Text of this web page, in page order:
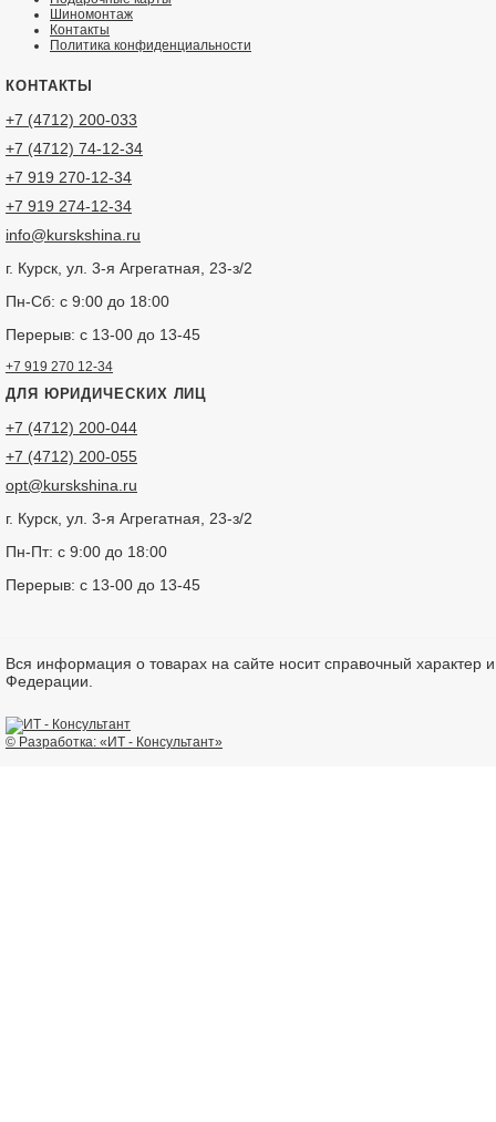
Шиномонтаж
Контакты
Политика конфиденциальности
КОНТАКТЫ
+7 (4712) 200-033
+7 (4712) 74-12-34
+7 919 270-12-34
+7 919 274-12-34
info@kurskshina.ru
г. Курск, ул. 3-я Агрегатная, 23-з/2
Пн-Сб: с 9:00 до 18:00
Перерыв: с 13-00 до 13-45
+7 919 270 12-34
ДЛЯ ЮРИДИЧЕСКИХ ЛИЦ
+7 (4712) 200-044
+7 (4712) 200-055
opt@kurskshina.ru
г. Курск, ул. 3-я Агрегатная, 23-з/2
Пн-Пт: с 9:00 до 18:00
Перерыв: с 13-00 до 13-45
Вся информация о товарах на сайте носит справочный характер
Федерации.
© Разработка: «ИТ - Консультант»